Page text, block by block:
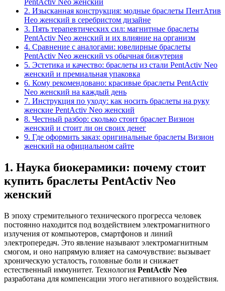
PentActiv Neo женский
2. Изысканная конструкция: модные браслеты ПентАтив
Нео женский в серебристом дизайне
3. Пять терапевтических сил: магнитные браслеты
PentActiv Neo женский и их влияние на организм
4. Сравнение с аналогами: ювелирные браслеты
PentActiv Neo женский vs обычная бижутерия
5. Эстетика и качество: браслеты из стали PentActiv Neo
женский и премиальная упаковка
6. Кому рекомендовано: красивые браслеты PentActiv
Neo женский на каждый день
7. Инструкция по уходу: как носить браслеты на руку
женские PentActiv Neo женский
8. Честный разбор: сколько стоит браслет Визион
женский и стоит ли он своих денег
9. Где оформить заказ: оригинальные браслеты Визион
женский на официальном сайте
1. Наука биокерамики: почему стоит
купить браслеты PentActiv Neo
женский
В эпоху стремительного технического прогресса человек
постоянно находится под воздействием электромагнитного
излучения от компьютеров, смартфонов и линий
электропередач. Это явление называют электромагнитным
смогом, и оно напрямую влияет на самочувствие: вызывает
хроническую усталость, головные боли и снижает
естественный иммунитет. Технология PentActiv Neo
разработана для компенсации этого негативного воздействия.